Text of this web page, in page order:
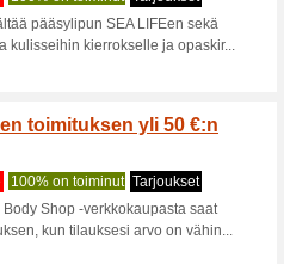
itselle tai
Löydä